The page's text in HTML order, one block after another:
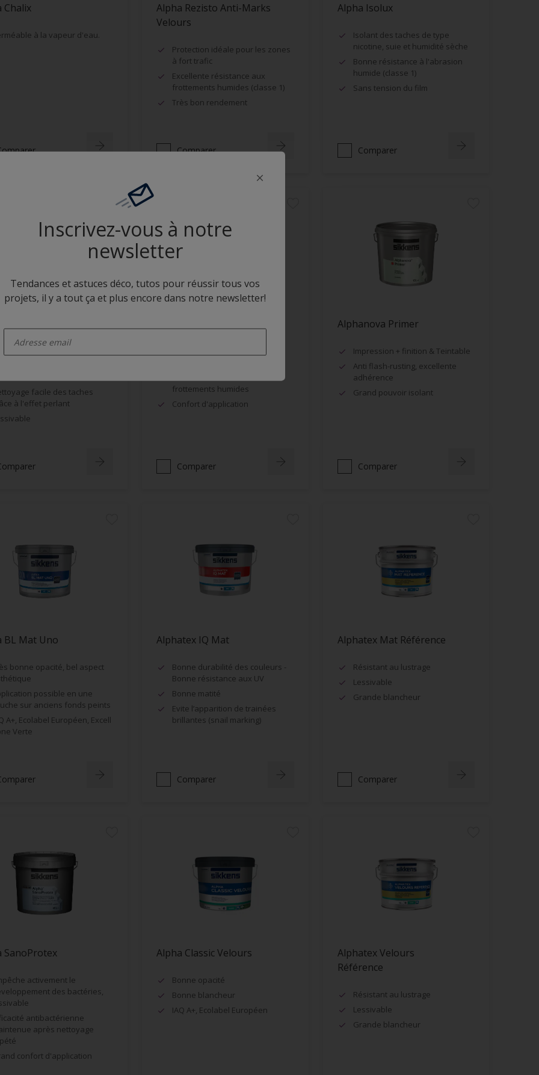
Chalix
à la vapeur d'eau.
Alpha Rezisto Anti-Marks
Velours
Protection idéale pour les zones
à fort trafic
Excellente résistance aux
frottements humides (classe 1)
Très bon rendement
Comparer
Alpha Isolux
Isolant des taches de type
nicotine, suie et humidité sèche
Bonne résistance à l'abrasion
humide (classe 1)
Sans tension du film
Comparer
Easy Clean
facile des taches
à l'effet perlant
frottements humides
Confort d'application
Comparer
Alphanova Primer
Impression + finition & Teintable
Anti flash-rusting, excellente
adhérence
Grand pouvoir isolant
Comparer
BL Mat Uno
bonne opacité, bel aspect
possible en une
sur anciens fonds peints
A+, Ecolabel Européen, Excell
Verte
Alphatex IQ Mat
Bonne durabilité des couleurs -
Bonne résistance aux UV
Bonne matité
Evite l’apparition de trainées
brillantes (snail marking)
Comparer
Alphatex Mat Référence
Résistant au lustrage
Lessivable
Grande blancheur
Comparer
SanoProtex
activement le
des bactéries,
antibactérienne
après nettoyage
confort d'application
Alpha Classic Velours
Bonne opacité
Bonne blancheur
IAQ A+, Ecolabel Européen
Alphatex Velours
Référence
Résistant au lustrage
Lessivable
Grande blancheur
Inscrivez-vous à notre
newsletter
Tendances et astuces déco, tutos pour réussir tous vos
projets, il y a tout ça et plus encore dans notre newsletter!